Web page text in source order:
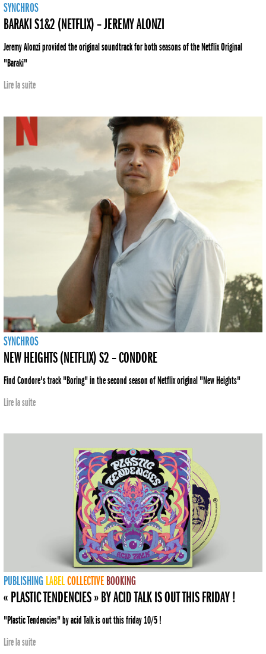
SYNCHROS
BARAKI S1&2 (NETFLIX) – JEREMY ALONZI
Jeremy Alonzi provided the original soundtrack for both seasons of the Netflix Original
"Baraki"
Lire la suite
SYNCHROS
NEW HEIGHTS (NETFLIX) S2 – CONDORE
Find Condore's track "Boring" in the second season of Netflix original "New Heights"
Lire la suite
PUBLISHING LABELCOLLECTIVE BOOKING
« PLASTIC TENDENCIES » BY ACID TALK IS OUT THIS FRIDAY !
"Plastic Tendencies" by acid Talk is out this friday 10/5 !
Lire la suite